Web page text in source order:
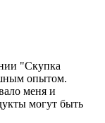
"Скупка
опытом.
меня и
могут быть